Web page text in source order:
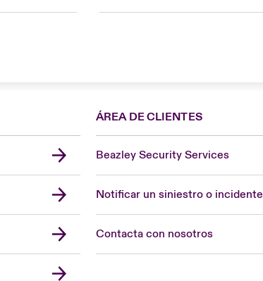
ÁREA DE CLIENTES
Beazley Security Services
Notificar un siniestro o incidente
Contacta con nosotros
United Kingdom
Asia Pacific